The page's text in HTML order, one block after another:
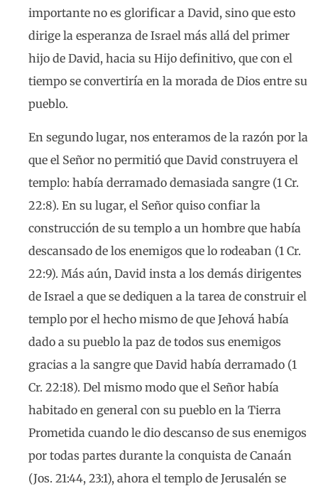
importante no es glorificar a David, sino que esto
dirige la esperanza de Israel más allá del primer
hijo de David, hacia su Hijo definitivo, que con el
tiempo se convertiría en la morada de Dios entre su
pueblo.
En segundo lugar, nos enteramos de la razón por la
que el Señor no permitió que David construyera el
templo: había derramado demasiada sangre (1 Cr.
22:8). En su lugar, el Señor quiso confiar la
construcción de su templo a un hombre que había
descansado de los enemigos que lo rodeaban (1 Cr.
22:9). Más aún, David insta a los demás dirigentes
de Israel a que se dediquen a la tarea de construir el
templo por el hecho mismo de que Jehová había
dado a su pueblo la paz de todos sus enemigos
gracias a la sangre que David había derramado (1
Cr. 22:18). Del mismo modo que el Señor había
habitado en general con su pueblo en la Tierra
Prometida cuando le dio descanso de sus enemigos
por todas partes durante la conquista de Canaán
(Jos. 21:44, 23:1), ahora el templo de Jerusalén se